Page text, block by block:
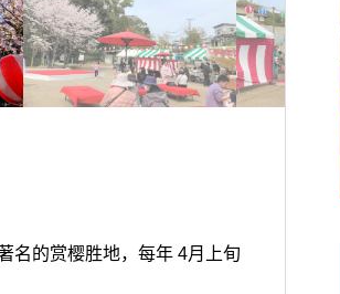
名的赏樱胜地，每年 4月上旬